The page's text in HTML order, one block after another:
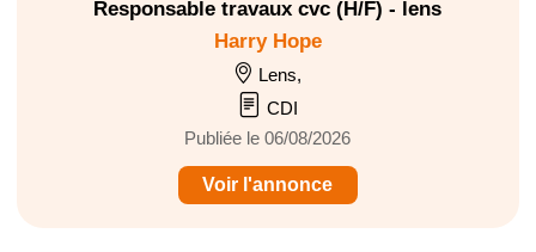
Responsable travaux cvc (H/F) - lens
Harry Hope
Lens,
CDI
Publiée le 06/08/2026
Voir l'annonce